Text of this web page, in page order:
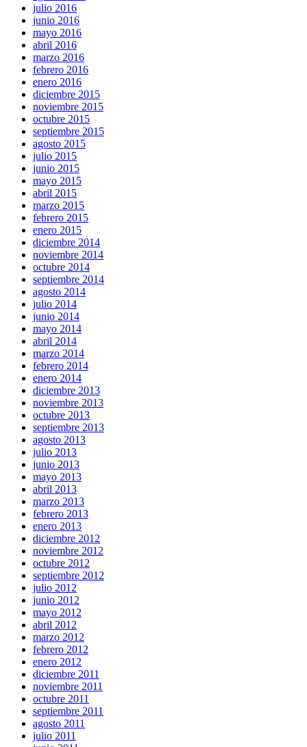
julio 2016
junio 2016
mayo 2016
abril 2016
marzo 2016
febrero 2016
enero 2016
diciembre 2015
noviembre 2015
octubre 2015
septiembre 2015
agosto 2015
julio 2015
junio 2015
mayo 2015
abril 2015
marzo 2015
febrero 2015
enero 2015
diciembre 2014
noviembre 2014
octubre 2014
septiembre 2014
agosto 2014
julio 2014
junio 2014
mayo 2014
abril 2014
marzo 2014
febrero 2014
enero 2014
diciembre 2013
noviembre 2013
octubre 2013
septiembre 2013
agosto 2013
julio 2013
junio 2013
mayo 2013
abril 2013
marzo 2013
febrero 2013
enero 2013
diciembre 2012
noviembre 2012
octubre 2012
septiembre 2012
julio 2012
junio 2012
mayo 2012
abril 2012
marzo 2012
febrero 2012
enero 2012
diciembre 2011
noviembre 2011
octubre 2011
septiembre 2011
agosto 2011
julio 2011